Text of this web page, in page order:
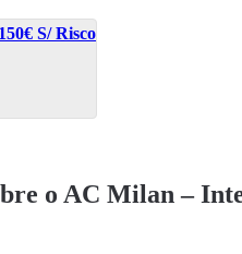
S/ Risco
o AC Milan –